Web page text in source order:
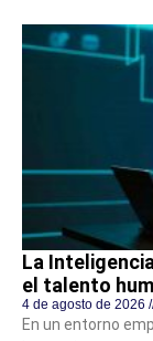
La
el talento
4 de agosto de 2026
En un entorno